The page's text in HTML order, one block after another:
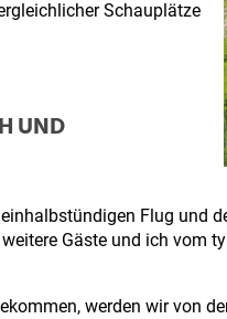
Schauplätze
UND
Flug und
Gäste und ich
werden wir von